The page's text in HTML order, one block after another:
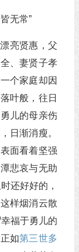
亮贤惠，父
、妻贤子孝
个家庭却因
叶般，往日
儿的母亲伤
日渐消瘦。
面看着坚强
悲哀与无助
还好好的，
样烟消云散
福于勇儿的
如第三世多